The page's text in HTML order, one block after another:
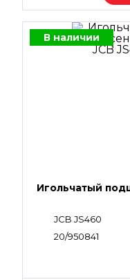
В наличии
Игольчатый
JCB JS460
20/950841